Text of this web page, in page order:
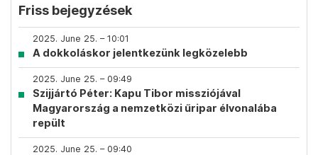
Friss bejegyzések
2025. June 25. – 10:01
A dokkoláskor jelentkezünk legközelebb
2025. June 25. – 09:49
Szijjártó Péter: Kapu Tibor missziójával
Magyarország a nemzetközi űripar élvonalába
repült
2025. June 25. – 09:40